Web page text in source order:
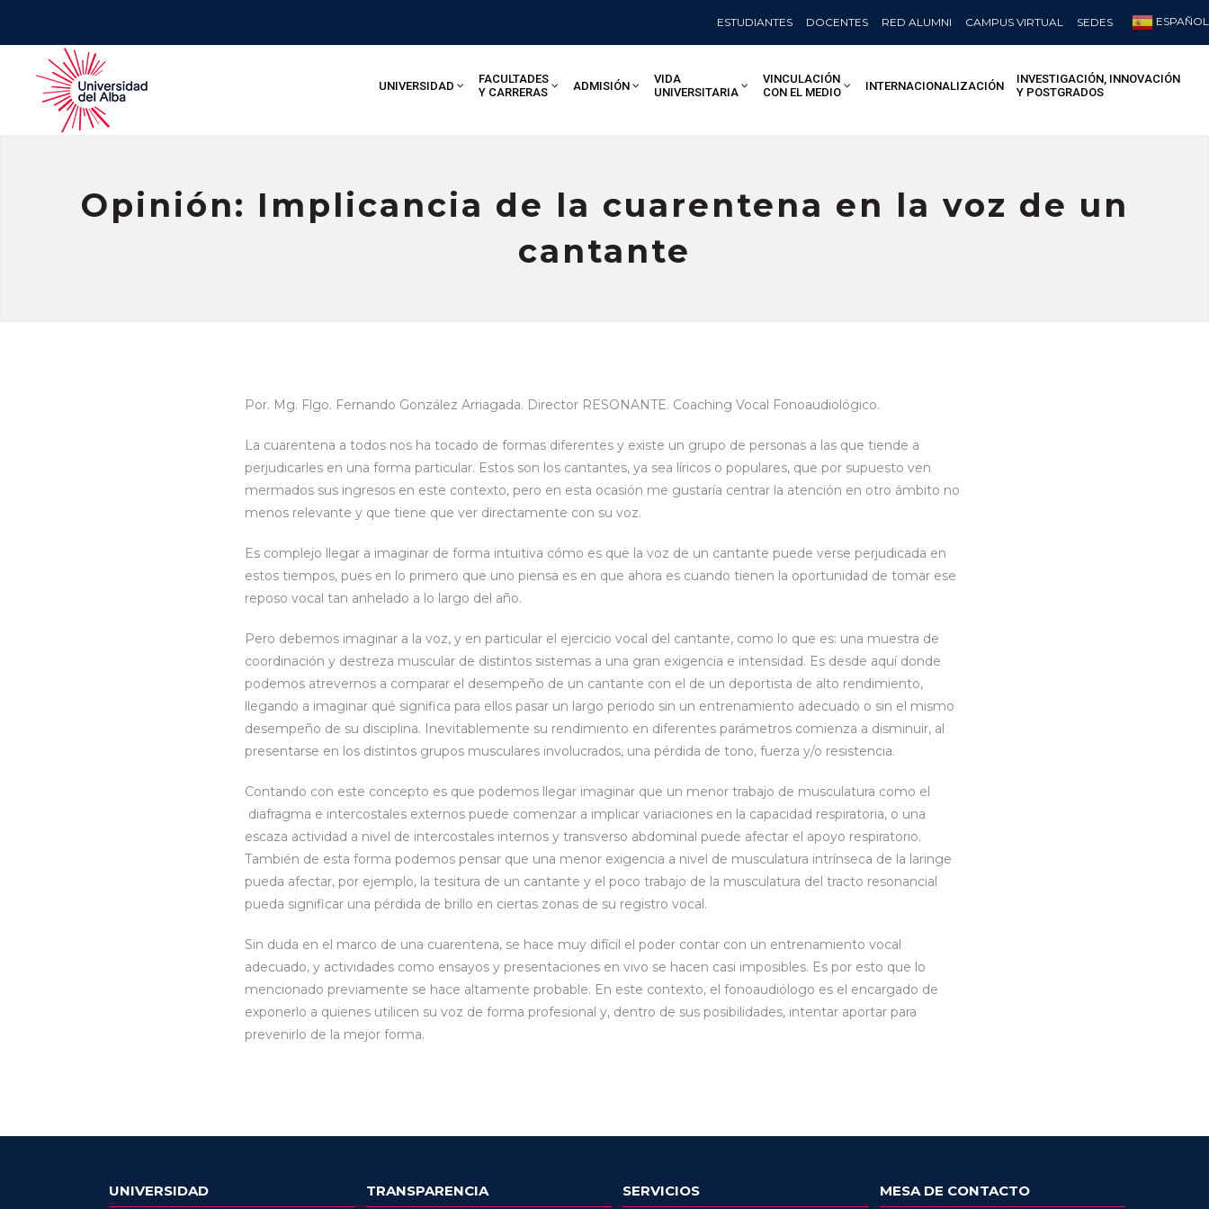
ESTUDIANTES DOCENTES RED ALUMNI CAMPUS VIRTUAL SEDES ESPAÑOL
UNIVERSIDAD
FACULTADES
Y CARRERAS
ADMISIÓN
VIDA
UNIVERSITARIA
VINCULACIÓN
CON EL MEDIO
INTERNACIONALIZACIÓN
INVESTIGACIÓN, INNOVACIÓN
Y POSTGRADOS
Opinión: Implicancia de la cuarentena en la voz de un
cantante
Por. Mg. Flgo. Fernando González Arriagada. Director RESONANTE. Coaching Vocal Fonoaudiológico.
La cuarentena a todos nos ha tocado de formas diferentes y existe un grupo de personas a las que tiende a
perjudicarles en una forma particular. Estos son los cantantes, ya sea líricos o populares, que por supuesto ven
mermados sus ingresos en este contexto, pero en esta ocasión me gustaría centrar la atención en otro ámbito no
menos relevante y que tiene que ver directamente con su voz.
Es complejo llegar a imaginar de forma intuitiva cómo es que la voz de un cantante puede verse perjudicada en
estos tiempos, pues en lo primero que uno piensa es en que ahora es cuando tienen la oportunidad de tomar ese
reposo vocal tan anhelado a lo largo del año.
Pero debemos imaginar a la voz, y en particular el ejercicio vocal del cantante, como lo que es: una muestra de
coordinación y destreza muscular de distintos sistemas a una gran exigencia e intensidad. Es desde aquí donde
podemos atrevernos a comparar el desempeño de un cantante con el de un deportista de alto rendimiento,
llegando a imaginar qué significa para ellos pasar un largo periodo sin un entrenamiento adecuado o sin el mismo
desempeño de su disciplina. Inevitablemente su rendimiento en diferentes parámetros comienza a disminuir, al
presentarse en los distintos grupos musculares involucrados, una pérdida de tono, fuerza y/o resistencia.
Contando con este concepto es que podemos llegar imaginar que un menor trabajo de musculatura como el
diafragma e intercostales externos puede comenzar a implicar variaciones en la capacidad respiratoria, o una
escaza actividad a nivel de intercostales internos y transverso abdominal puede afectar el apoyo respiratorio.
También de esta forma podemos pensar que una menor exigencia a nivel de musculatura intrínseca de la laringe
pueda afectar, por ejemplo, la tesitura de un cantante y el poco trabajo de la musculatura del tracto resonancial
pueda significar una pérdida de brillo en ciertas zonas de su registro vocal.
Sin duda en el marco de una cuarentena, se hace muy difícil el poder contar con un entrenamiento vocal
adecuado, y actividades como ensayos y presentaciones en vivo se hacen casi imposibles. Es por esto que lo
mencionado previamente se hace altamente probable. En este contexto, el fonoaudiólogo es el encargado de
exponerlo a quienes utilicen su voz de forma profesional y, dentro de sus posibilidades, intentar aportar para
prevenirlo de la mejor forma.
UNIVERSIDAD TRANSPARENCIA SERVICIOS MESA DE CONTACTO